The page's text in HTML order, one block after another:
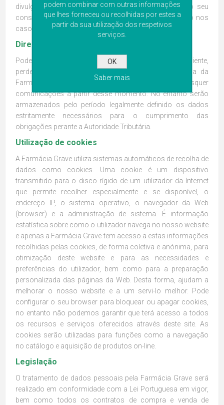
divulgados a terceiros sem ser informado ou sem o seu
consentimento, quando este for exigido por lei, exceto nos
casos previstos neste documento.
Direito ao esquecimento
Poderá, a qualquer momento, eliminar a sua conta de cliente,
perdendo, no entanto, o acesso à mesma. A equipa da
Farmácia Grave compromete-se a não efetuar quaisquer
comunicações a partir desse momento. No entanto serão
armazenados pelo período legalmente definido os dados
estritamente necessários para o cumprimento das
obrigações perante a Autoridade Tributária.
Utilização de cookies
A Farmácia Grave utiliza sistemas automáticos de recolha de
dados como cookies. Uma cookie é um dispositivo
transmitido para o disco rígido de um utilizador da Internet
que permite recolher especialmente e se disponível, o
endereço IP, o sistema operativo, o navegador da Web
(browser) e a administração de sistema. É informação
estatística sobre como o utilizador navega no nosso website
e apenas a Farmácia Grave tem acesso a estas informações
recolhidas pelas cookies, de forma coletiva e anónima, para
otimização deste website e para as necessidades e
preferências do utilizador, bem como para a preparação
personalizada das páginas da Web. Desta forma, ajudam a
melhorar o nosso website e a um servi-lo melhor. Pode
configurar o seu browser para bloquear ou apagar cookies,
no entanto não podemos garantir que terá acesso a todos
os recursos e serviços oferecidos através deste site. As
cookies serão utilizadas para funções como a navegação
no catálogo e aquisição de produtos on-line.
Legislação
O tratamento de dados pessoais pela Farmácia Grave será
realizado em conformidade com a Lei Portuguesa em vigor,
bem como todos os contratos de compra e venda de
podem combinar com outras informações
que lhes forneceu ou recolhidas por estes a
partir da sua utilização dos respetivos
serviços.
OK
Saber mais